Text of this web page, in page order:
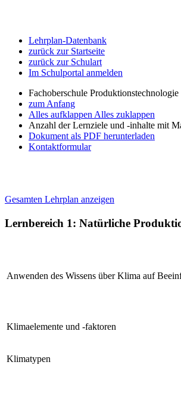
Lehrplan-Datenbank
zurück zur Startseite
zurück zur Schulart
Im Schulportal anmelden
Fachoberschule
zum Anfang
Alles aufklappen Alles zuklappen
Anzahl der Lernziele und -inhalte mit
Dokument als PDF herunterladen
Kontaktformular
Gesamten Lehrplan anzeigen
Lernbereich 1: Natürliche
Anwenden des Wissens über Klima auf
Klimaelemente und -faktoren
Klimatypen